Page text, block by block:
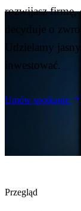
Blog
06 Saldeo
07
rozwijasz firmę,
decyduje o
Udzielamy
inwestować.
Umów spotkanie
Przegląd